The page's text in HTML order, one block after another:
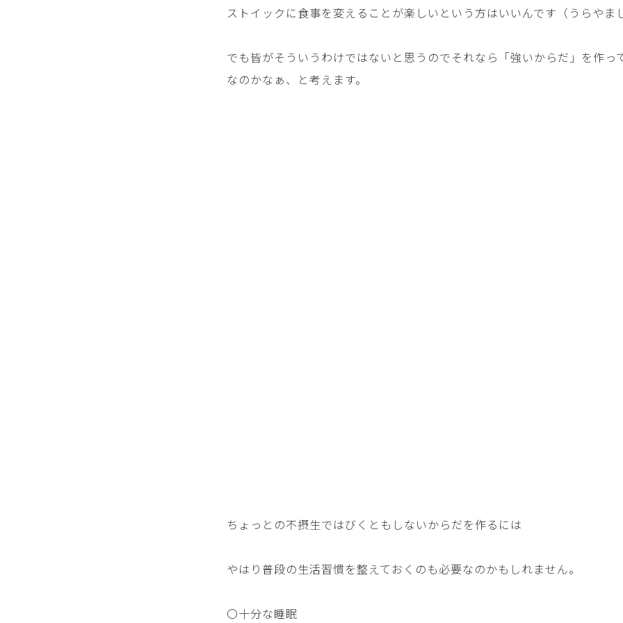
ストイックに食事を変えることが楽しいという方はいいんです（うらやま
でも皆がそういうわけではないと思うのでそれなら「強いからだ」を作っ
なのかなぁ、と考えます。
ちょっとの不摂生ではびくともしないからだを作るには
やはり普段の生活習慣を整えておくのも必要なのかもしれません。
〇十分な睡眠